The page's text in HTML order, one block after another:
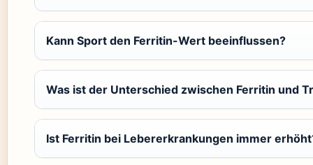
Kann Sport den Ferritin-Wert beeinflussen?
Was ist der Unterschied zwischen Ferritin und
Ist Ferritin bei Lebererkrankungen immer